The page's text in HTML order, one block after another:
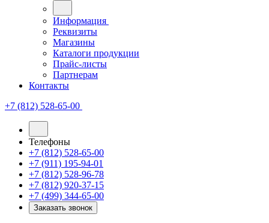
Информация
Реквизиты
Магазины
Каталоги продукции
Прайс-листы
Партнерам
Контакты
+7 (812) 528-65-00
Телефоны
+7 (812) 528-65-00
+7 (911) 195-94-01
+7 (812) 528-96-78
+7 (812) 920-37-15
+7 (499) 344-65-00
Заказать звонок